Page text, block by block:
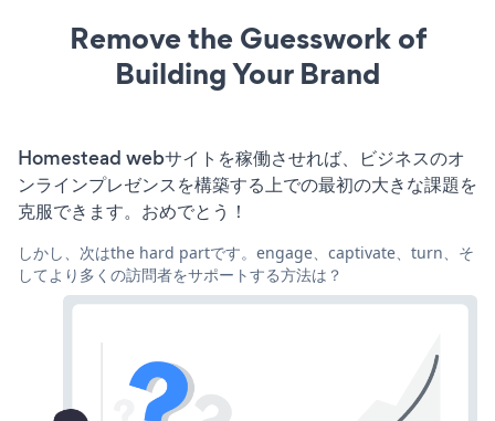
Remove the Guesswork of
Building Your Brand
Homestead webサイトを稼働させれば、ビジネスのオ
ンラインプレゼンスを構築する上での最初の大きな課題を
克服できます。おめでとう！
しかし、次はthe hard partです。engage、captivate、turn、そ
してより多くの訪問者をサポートする方法は？